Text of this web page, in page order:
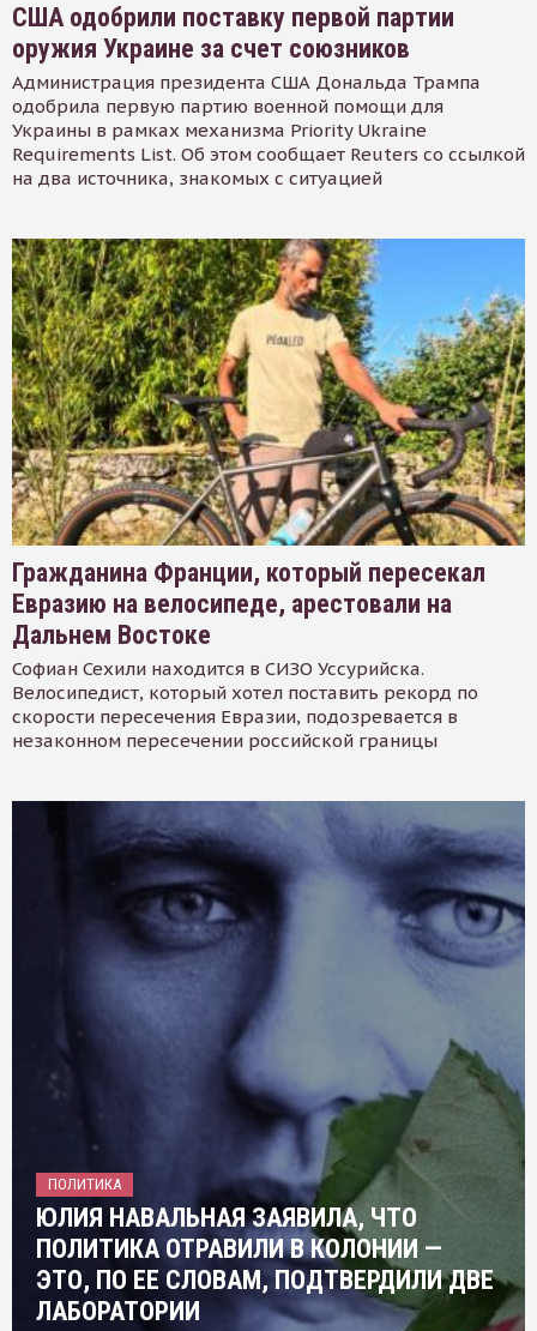
США одобрили поставку первой партии
оружия Украине за счет союзников
Администрация президента США Дональда Трампа
одобрила первую партию военной помощи для
Украины в рамках механизма Priority Ukraine
Requirements List. Об этом сообщает Reuters со ссылкой
на два источника, знакомых с ситуацией
Гражданина Франции, который пересекал
Евразию на велосипеде, арестовали на
Дальнем Востоке
Софиан Сехили находится в СИЗО Уссурийска.
Велосипедист, который хотел поставить рекорд по
скорости пересечения Евразии, подозревается в
незаконном пересечении российской границы
ПОЛИТИКА
ЮЛИЯ НАВАЛЬНАЯ ЗАЯВИЛА, ЧТО
ПОЛИТИКА ОТРАВИЛИ В КОЛОНИИ —
ЭТО, ПО ЕЕ СЛОВАМ, ПОДТВЕРДИЛИ ДВЕ
ЛАБОРАТОРИИ